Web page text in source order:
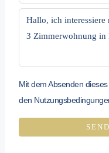
Mit dem Absenden
den